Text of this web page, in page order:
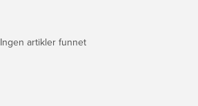
Ingen artikler funnet